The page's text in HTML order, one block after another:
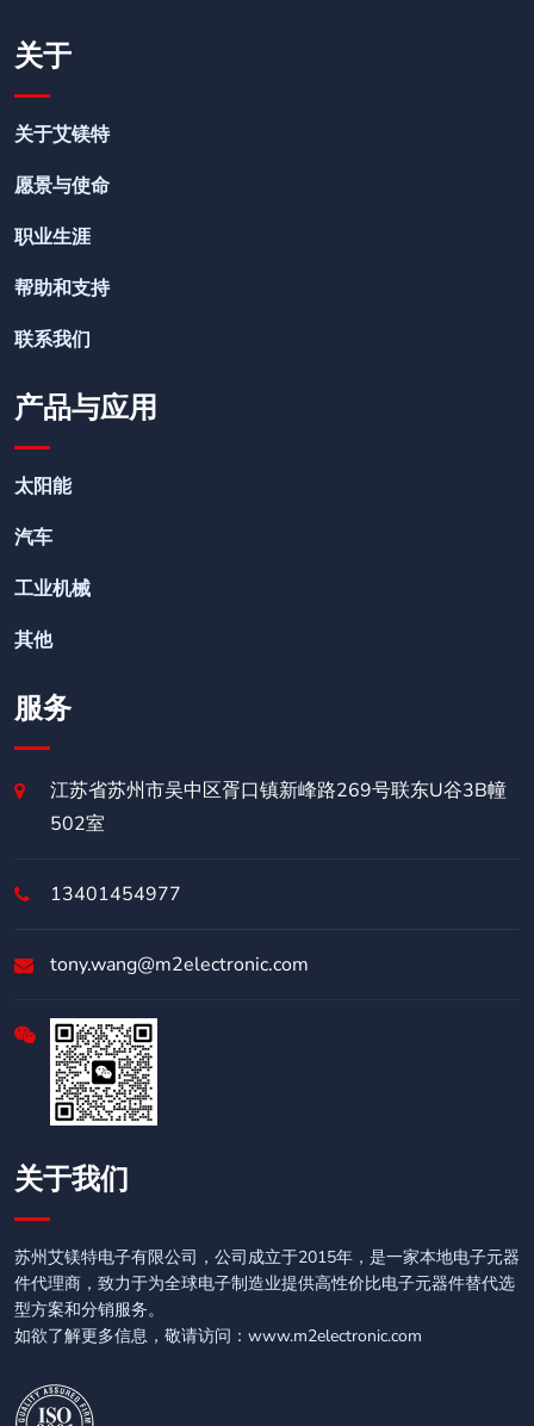
关于
关于艾镁特
愿景与使命
职业生涯
帮助和支持
联系我们
产品与应用
太阳能
汽车
工业机械
其他
服务
江苏省苏州市吴中区胥口镇新峰路269号联东U谷3B幢
502室
13401454977
tony.wang@m2electronic.com
关于我们
苏州艾镁特电子有限公司，公司成立于2015年，是一家本地电子元器
件代理商，致力于为全球电子制造业提供高性价比电子元器件替代选
型方案和分销服务。
如欲了解更多信息，敬请访问：www.m2electronic.com